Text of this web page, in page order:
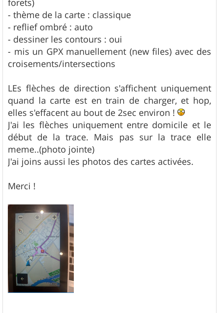
forets)
- thème de la carte : classique
- reflief ombré : auto
- dessiner les contours : oui
- mis un GPX manuellement (new files) avec des
croisements/intersections
LEs flèches de direction s'affichent uniquement
quand la carte est en train de charger, et hop,
elles s'effacent au bout de 2sec environ !
J'ai les flèches uniquement entre domicile et le
début de la trace. Mais pas sur la trace elle
meme..(photo jointe)
J'ai joins aussi les photos des cartes activées.
Merci !